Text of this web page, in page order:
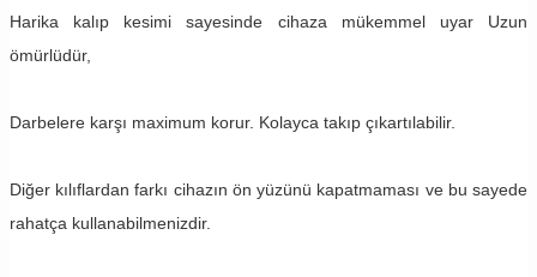
Harika kalıp kesimi sayesinde cihaza mükemmel uyar Uzun
ömürlüdür,
Darbelere karşı maximum korur. Kolayca takıp çıkartılabilir.
Diğer kılıflardan farkı cihazın ön yüzünü kapatmaması ve bu sayede
rahatça kullanabilmenizdir.